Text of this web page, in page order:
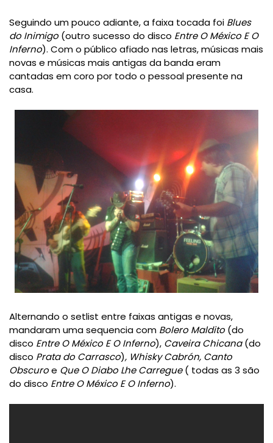
Seguindo um pouco adiante, a faixa tocada foi Blues
do Inimigo(outro sucesso do disco Entre O México E O
Inferno). Com o público afiado nas letras, músicas mais
novas e músicas mais antigas da banda eram
cantadas em coro por todo o pessoal presente na
casa.
Alternando o setlist entre faixas antigas e novas,
mandaram uma sequencia com Bolero Maldito(do
disco Entre O México E O Inferno), Caveira Chicana(do
disco Prata do Carrasco), Whisky Cabrón, Canto
Obscuroe Que O Diabo Lhe Carregue( todas as 3 são
do disco Entre O México E O Inferno).